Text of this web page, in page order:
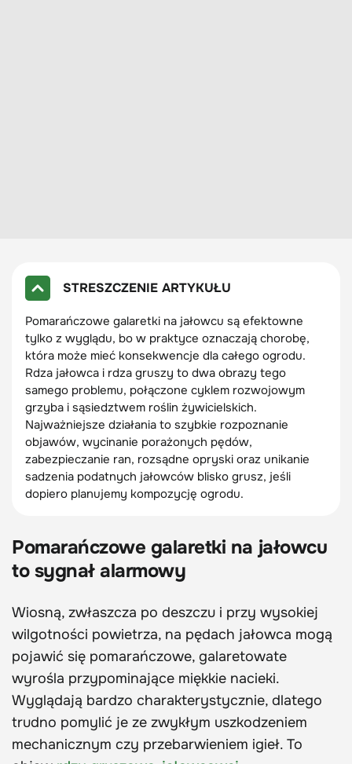
STRESZCZENIE ARTYKUŁU
Pomarańczowe galaretki na jałowcu są efektowne
tylko z wyglądu, bo w praktyce oznaczają chorobę,
która może mieć konsekwencje dla całego ogrodu.
Rdza jałowca i rdza gruszy to dwa obrazy tego
samego problemu, połączone cyklem rozwojowym
grzyba i sąsiedztwem roślin żywicielskich.
Najważniejsze działania to szybkie rozpoznanie
objawów, wycinanie porażonych pędów,
zabezpieczanie ran, rozsądne opryski oraz unikanie
sadzenia podatnych jałowców blisko grusz, jeśli
dopiero planujemy kompozycję ogrodu.
Pomarańczowe galaretki na jałowcu
to sygnał alarmowy
Wiosną, zwłaszcza po deszczu i przy wysokiej
wilgotności powietrza, na pędach jałowca mogą
pojawić się pomarańczowe, galaretowate
wyrośla przypominające miękkie nacieki.
Wyglądają bardzo charakterystycznie, dlatego
trudno pomylić je ze zwykłym uszkodzeniem
mechanicznym czy przebarwieniem igieł. To